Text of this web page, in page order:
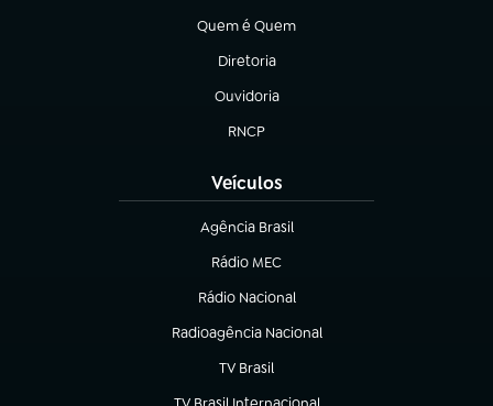
Quem é Quem
(abre em nova aba)
Diretoria
(abre em nova aba)
Ouvidoria
(abre em nova aba)
RNCP
(abre em nova aba)
Veículos
Agência Brasil
(abre em nova aba)
Rádio MEC
Rádio Nacional
(abre em nova aba)
Radioagência Nacional
(abre em nova aba)
TV Brasil
(abre em nova aba)